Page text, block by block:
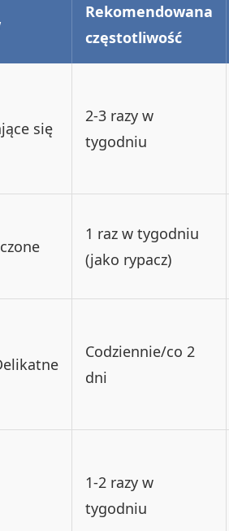
Rekomendowana
częstotliwość
się
2-3 razy w
tygodniu
1 raz w tygodniu
(jako rypacz)
Codziennie/co 2
dni
1-2 razy w
tygodniu